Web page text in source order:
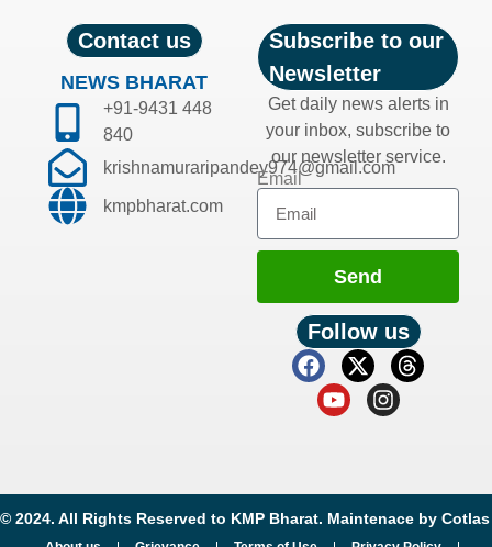
Contact us
NEWS BHARAT
+91-9431 448
840
krishnamuraripandey974@gmail.com
kmpbharat.com
Subscribe to our
Newsletter
Get daily news alerts in
your inbox, subscribe to
our newsletter service.
Email
Send
Follow us
© 2024. All Rights Reserved to KMP Bharat. Maintenace by Cotlas